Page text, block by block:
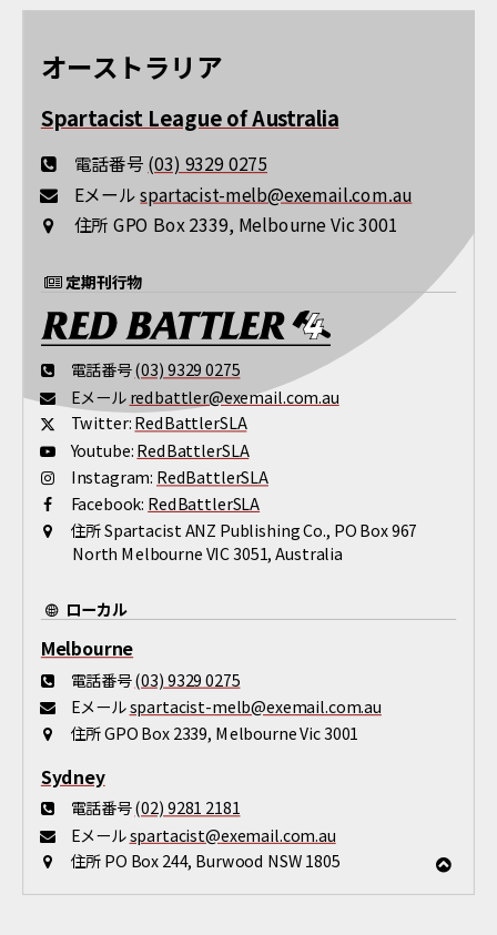
オーストラリア
Spartacist League of Australia
電話番号 (03) 9329 0275
Eメールspartacist-melb@exemail.com.au
住所 GPO Box 2339, Melbourne Vic 3001
定期刊行物
電話番号(03) 9329 0275
Eメール redbattler@exemail.com.au
Twitter:RedBattlerSLA
Youtube:RedBattlerSLA
Instagram: RedBattlerSLA
Facebook: RedBattlerSLA
住所Spartacist ANZ Publishing Co., PO Box 967
North Melbourne VIC 3051, Australia
ローカル
Melbourne
電話番号(03) 9329 0275
Eメールspartacist-melb@exemail.com.au
住所GPO Box 2339, Melbourne Vic 3001
Sydney
電話番号(02) 9281 2181
Eメールspartacist@exemail.com.au
住所PO Box 244, Burwood NSW 1805